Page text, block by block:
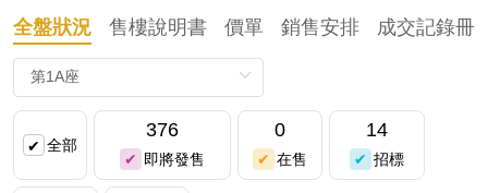
全盤狀況 售樓說明書 價單 銷售安排 成交記錄冊
全部
376
即將發售
0
在售
14
招標